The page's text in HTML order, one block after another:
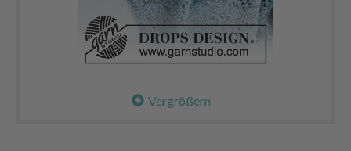
Vergrößern